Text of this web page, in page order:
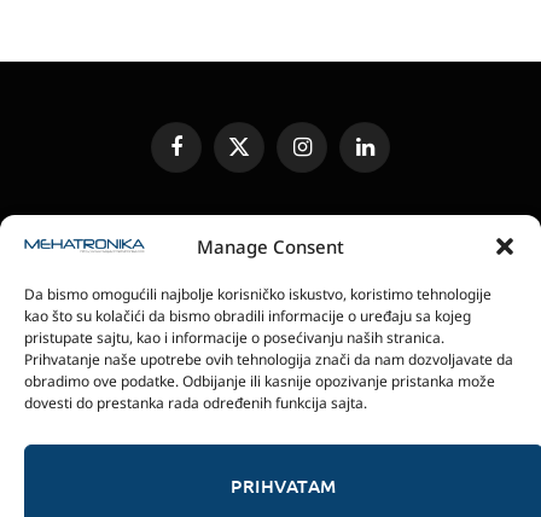
Manage Consent
Da bismo omogućili najbolje korisničko iskustvo, koristimo tehnologije
kao što su kolačići da bismo obradili informacije o uređaju sa kojeg
pristupate sajtu, kao i informacije o posećivanju naših stranica.
Prihvatanje naše upotrebe ovih tehnologija znači da nam dozvoljavate da
obradimo ove podatke. Odbijanje ili kasnije opozivanje pristanka može
dovesti do prestanka rada određenih funkcija sajta.
PRIHVATAM
FacebookX
(Twitter)
InstagramLinkedIn
SLANJE JEDINICA ZA RECENZIJU
ELEKTRONSKA IZDANJA
POLITIKA PRIVATNOSTI
POLITIKA KOLAČIĆA
magazin Mehatronika - Agencija “Gomo Design”
Stanoja Glavaša 37, 26300 Vršac, Serbia
© 2026 magazin Mehatronika by Gomo Design.